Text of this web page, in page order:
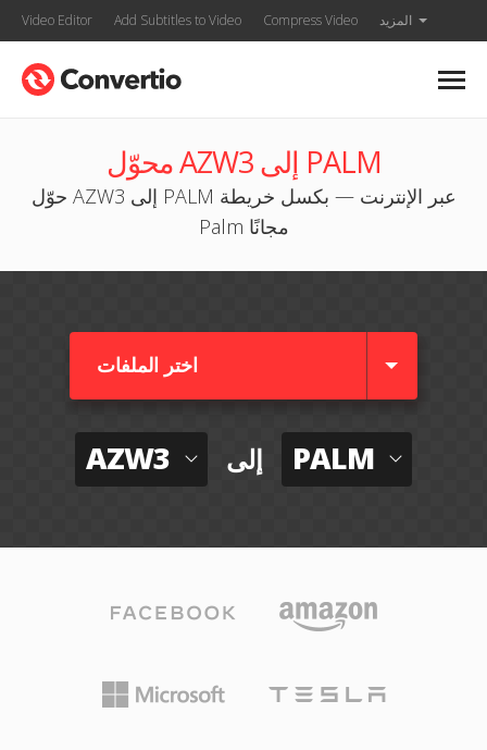
Video Editor Add Subtitles to Video Compress Video المزيد
محوّل AZW3 إلى PALM
حوّل AZW3 إلى PALM عبر الإنترنت — بكسل خريطة
Palm مجانًا
اختر الملفات
AZW3 إلى PALM